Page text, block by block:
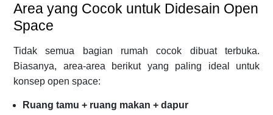
Area yang Cocok untuk Didesain Open
Space
Tidak semua bagian rumah cocok dibuat terbuka.
Biasanya, area-area berikut yang paling ideal untuk
konsep open space:
Ruang tamu + ruang makan + dapur